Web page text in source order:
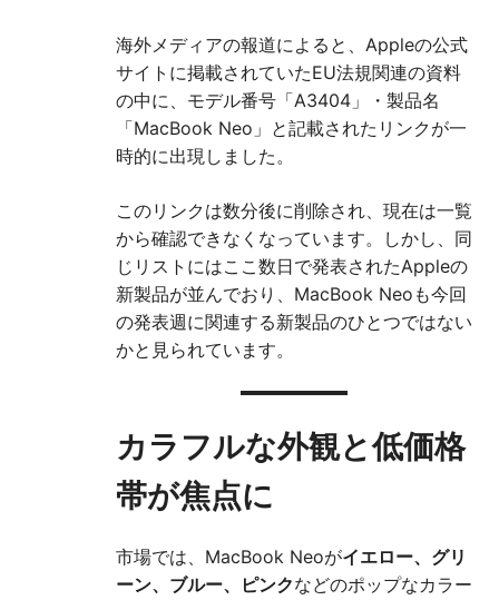
海外メディアの報道によると、Appleの公式
サイトに掲載されていたEU法規関連の資料
の中に、モデル番号「A3404」・製品名
「MacBook Neo」と記載されたリンクが一
時的に出現しました。
このリンクは数分後に削除され、現在は一覧
から確認できなくなっています。しかし、同
じリストにはここ数日で発表されたAppleの
新製品が並んでおり、MacBook Neoも今回
の発表週に関連する新製品のひとつではない
かと見られています。
カラフルな外観と低価格
帯が焦点に
市場では、MacBook Neoがイエロー、グリ
ーン、ブルー、ピンクなどのポップなカラー